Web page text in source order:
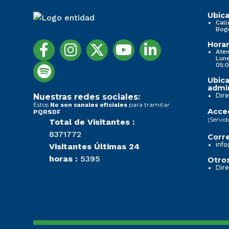
1. Información de la entidad
Nueva imagen (3)
1.0)
Subido porADRIANA
VILLADIEGO, 29/04/26 12:47
1de2
1. Información de la entidad
Nueva imagen (3)
Nuestras redes sociales:
Estos No son canales oficiales para tramitar
PQRSDF
Total de Visitantes :
8371772
Visitantes Últimas 24
horas : 5395